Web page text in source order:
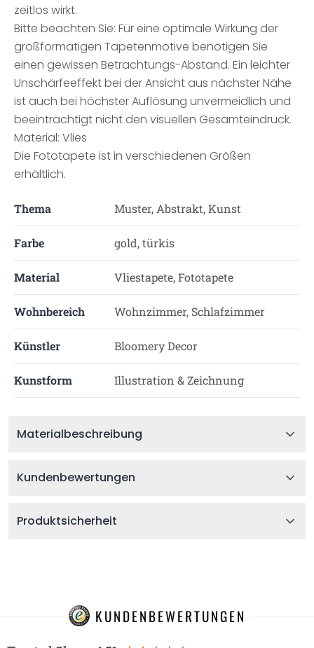
zeitlos wirkt.
Bitte beachten Sie: Für eine optimale Wirkung der
großformatigen Tapetenmotive benötigen Sie
einen gewissen Betrachtungs-Abstand. Ein leichter
Unschärfeeffekt bei der Ansicht aus nächster Nähe
ist auch bei höchster Auflösung unvermeidlich und
beeinträchtigt nicht den visuellen Gesamteindruck.
Material: Vlies
Die Fototapete ist in verschiedenen Größen
erhältlich.
Thema Muster, Abstrakt, Kunst
Farbe gold, türkis
Material Vliestapete, Fototapete
Wohnbereich Wohnzimmer, Schlafzimmer
Künstler Bloomery Decor
Kunstform Illustration & Zeichnung
Materialbeschreibung
Kundenbewertungen
Produktsicherheit
KUNDENBEWERTUNGEN